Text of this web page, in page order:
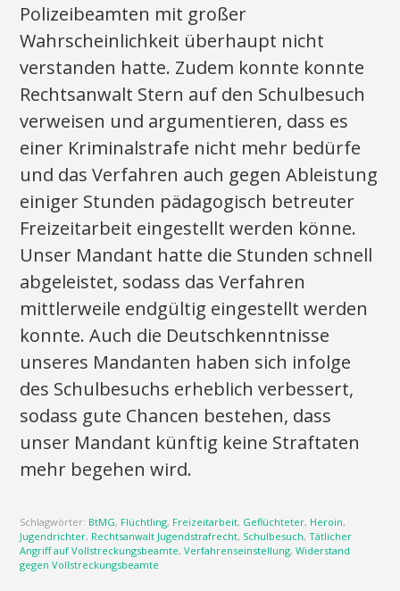
Polizeibeamten mit großer
Wahrscheinlichkeit überhaupt nicht
verstanden hatte. Zudem konnte konnte
Rechtsanwalt Stern auf den Schulbesuch
verweisen und argumentieren, dass es
einer Kriminalstrafe nicht mehr bedürfe
und das Verfahren auch gegen Ableistung
einiger Stunden pädagogisch betreuter
Freizeitarbeit eingestellt werden könne.
Unser Mandant hatte die Stunden schnell
abgeleistet, sodass das Verfahren
mittlerweile endgültig eingestellt werden
konnte. Auch die Deutschkenntnisse
unseres Mandanten haben sich infolge
des Schulbesuchs erheblich verbessert,
sodass gute Chancen bestehen, dass
unser Mandant künftig keine Straftaten
mehr begehen wird.
Schlagwörter: BtMG, Flüchtling, Freizeitarbeit, Geflüchteter, Heroin,
Jugendrichter, Rechtsanwalt Jugendstrafrecht, Schulbesuch,Tätlicher
Angriff auf Vollstreckungsbeamte,Verfahrenseinstellung,Widerstand
gegen Vollstreckungsbeamte